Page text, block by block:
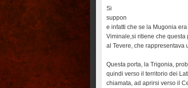
Si
suppon
e infatti che se la Mugonia
Viminale,si ritiene che
al Tevere, che rappresentava
Questa porta, la Trigonia,
quindi verso il territorio dei
chiamata, ad aprirsi verso il